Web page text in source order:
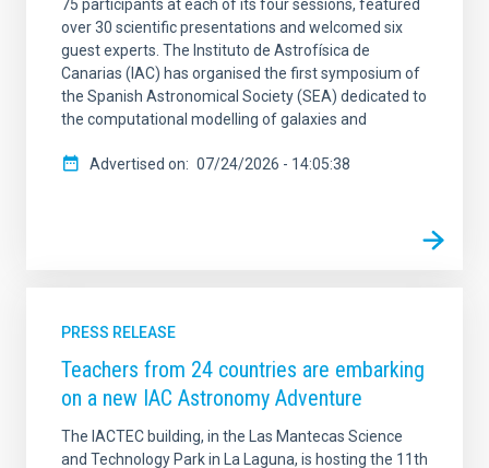
75 participants at each of its four sessions, featured
over 30 scientific presentations and welcomed six
guest experts. The Instituto de Astrofísica de
Canarias (IAC) has organised the first symposium of
the Spanish Astronomical Society (SEA) dedicated to
the computational modelling of galaxies and
Advertised on 07/24/2026 - 14:05:38
PRESS RELEASE
Teachers from 24 countries are embarking
on a new IAC Astronomy Adventure
The IACTEC building, in the Las Mantecas Science
and Technology Park in La Laguna, is hosting the 11th